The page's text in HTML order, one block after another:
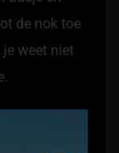
de nok toe
weet niet